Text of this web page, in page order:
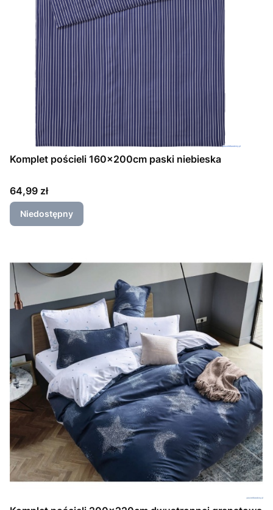
Komplet pościeli 160x200cm paski niebieska
Cena
64,99 zł
Niedostępny